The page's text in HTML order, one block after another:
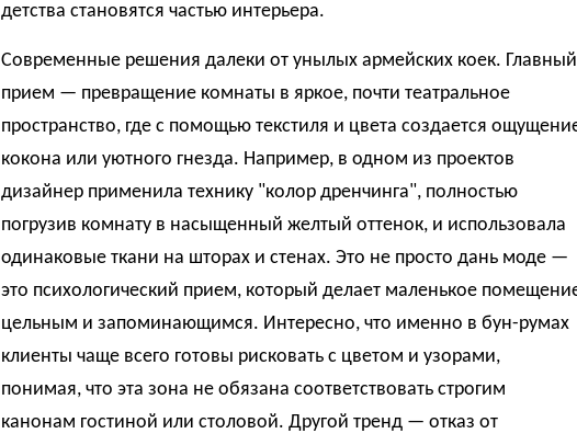
детства становятся частью интерьера.
Современные решения далеки от унылых армейских коек. Главный
прием — превращение комнаты в яркое, почти театральное
пространство, где с помощью текстиля и цвета создается
кокона или уютного гнезда. Например, в одном из проектов
дизайнер применила технику "колор дренчинга", полностью
погрузив комнату в насыщенный желтый оттенок, и использовала
одинаковые ткани на шторах и стенах. Это не просто дань моде —
это психологический прием, который делает маленькое
цельным и запоминающимся. Интересно, что именно в бун-румах
клиенты чаще всего готовы рисковать с цветом и узорами,
понимая, что эта зона не обязана соответствовать строгим
канонам гостиной или столовой. Другой тренд — отказ от